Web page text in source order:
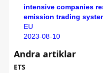
intensive companies
emission trading
EU
2023-08-10
Andra artiklar
ETS